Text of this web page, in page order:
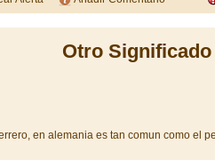
Otro
en alemania es tan comun como el